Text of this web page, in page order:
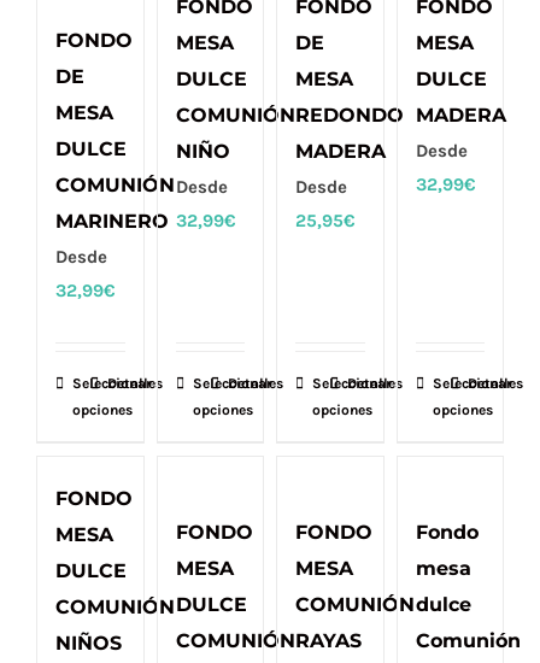
FONDO
DE
MESA
DULCE
COMUNIÓN
MARINERO
Desde
32,99€
Seleccionar
opciones
Este
producto
múltiples
pueden
Detalles
FONDO
MESA
DULCE
COMUNIÓN
NIÑO
Desde
32,99€
Seleccionar
opciones
Este
producto
variantes.
pueden
Detalles
FONDO
DE
MESA
REDONDO
MADERA
Desde
25,95€
Seleccionar
opciones
Este
producto
variantes.
pueden
Detalles
FONDO
MESA
DULCE
MADERA
Desde
32,99€
Seleccionar
opciones
Este
producto
variantes.
Detalles
FONDO
MESA
DULCE
COMUNIÓN
NIÑOS
FONDO
MESA
DULCE
COMUNIÓN
FONDO
MESA
COMUNIÓN
RAYAS
Fondo
mesa
dulce
Comunión